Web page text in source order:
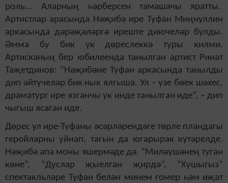
роль... Аларның һәрберсен тамашачы яратты.
Артистлар арасында Нәҗибә ире Туфан Миңнуллин
аркасында дәрәҗәләргә иреште диючеләр булды.
Әмма бу бик үк дөреслеккә туры килми.
Артисканың бер юбилеенда танылган артист Ринат
Таҗет­динов: “Нә­җибәне Туфан аркасында танылды
дип әйтүчеләр бик нык ялгыша. Ул – үзе бөек шәхес,
драматург ире язганчы ук инде танылган иде”, – дип
чыгыш ясаган иде.
Дөрес ул ире-Туфаны әсәрлә­рен­дәге төрле пландагы
геройларны уйнап, тагын да югарырак күтәрелде.
Нәҗибә апа моны яшермәде дә. “Миләүшәнең туган
көне”, “Дуслар җыелган җир­дә”, “Хушыгыз”
спектакль­лә­ре Туфан белән минем гомер һәм иҗат